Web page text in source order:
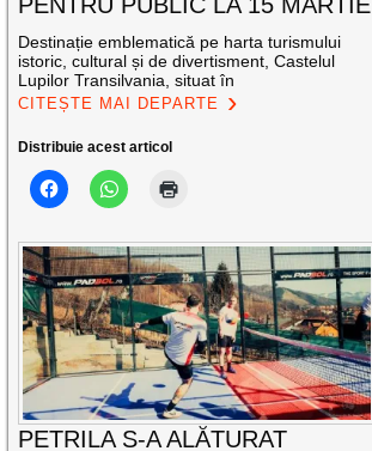
Destinație emblematică pe harta turismului
istoric, cultural și de divertisment, Castelul
Lupilor Transilvania, situat în
CITEȘTE MAI DEPARTE
Distribuie acest articol
PETRILA S-A ALĂTURAT